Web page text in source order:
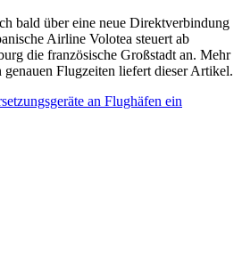
bald über eine neue Direktverbindung
Airline Volotea steuert ab
die französische Großstadt an. Mehr
Flugzeiten liefert dieser Artikel.
an Flughäfen ein